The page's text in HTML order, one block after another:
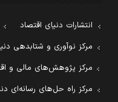
انتشارات دنیای اقتصاد
مرکز نوآوری و شتابدهی
مرکز پژوهش‌های مالی و
مرکز راه حل‌های رسانه‌ای